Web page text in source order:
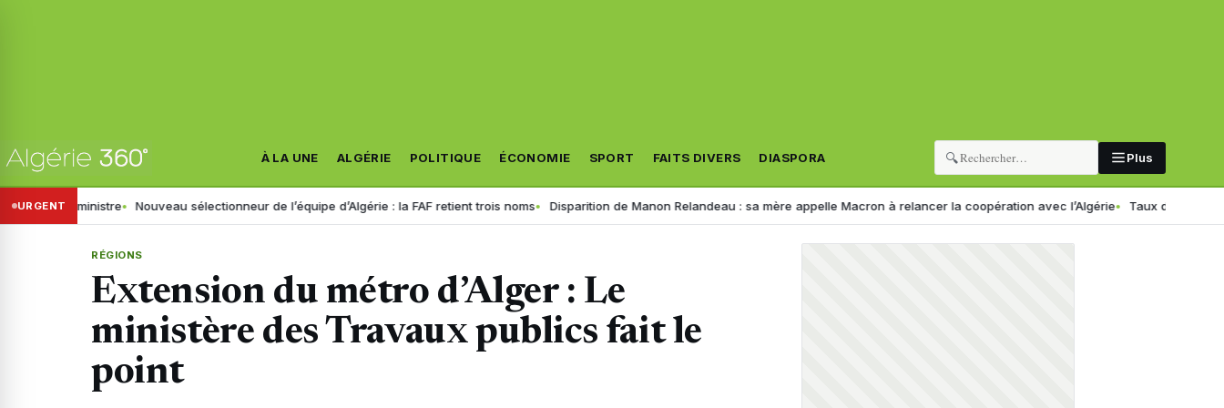
À LA UNE ALGÉRIE POLITIQUE ÉCONOMIE SPORT FAITS DIVERS DIASPORA 🔍 Plus
URGENT
le ministre Nouveau sélectionneur de l’équipe d’Algérie : la FAF retient trois noms Disparition de Manon Relandeau : sa mère appelle Macron à relancer la coopération avec l’Algérie Taux de change en
RÉGIONS
Extension du métro d’Alger : Le
ministère des Travaux publics fait le
point